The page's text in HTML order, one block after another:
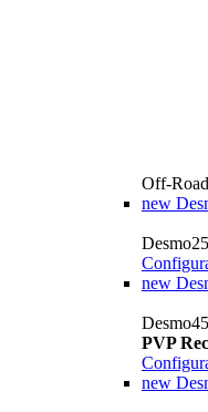
Off-Road
new
new
PVP
new